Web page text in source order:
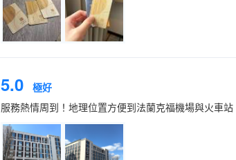
5.0 極好
服務熱情周到！地理位置方便到法蘭克福機場與火車